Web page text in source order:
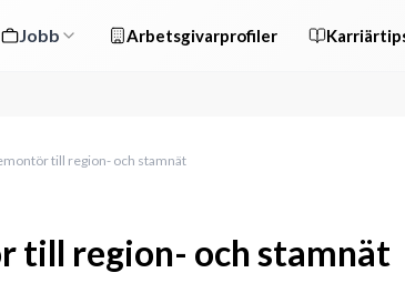
Jobb Arbetsgivarprofiler
till region- och stamnät
till region- och stamnät